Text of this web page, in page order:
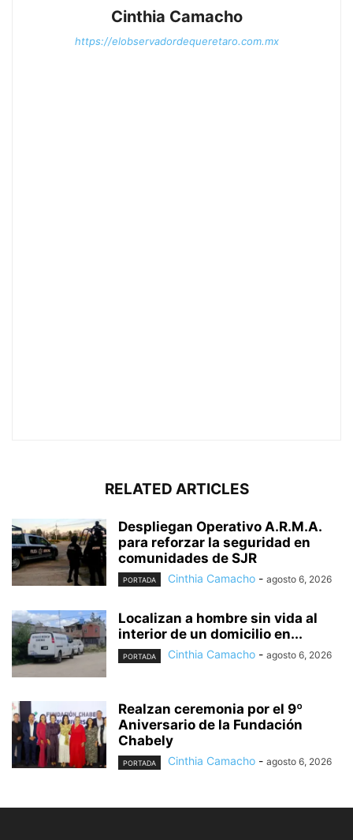
Cinthia Camacho
https://elobservadordequeretaro.com.mx
RELATED ARTICLES
Despliegan Operativo A.R.M.A.
para reforzar la seguridad en
comunidades de SJR
PORTADA Cinthia Camacho - agosto 6, 2026
Localizan a hombre sin vida al
interior de un domicilio en...
PORTADA Cinthia Camacho - agosto 6, 2026
Realzan ceremonia por el 9º
Aniversario de la Fundación
Chabely
PORTADA Cinthia Camacho - agosto 6, 2026